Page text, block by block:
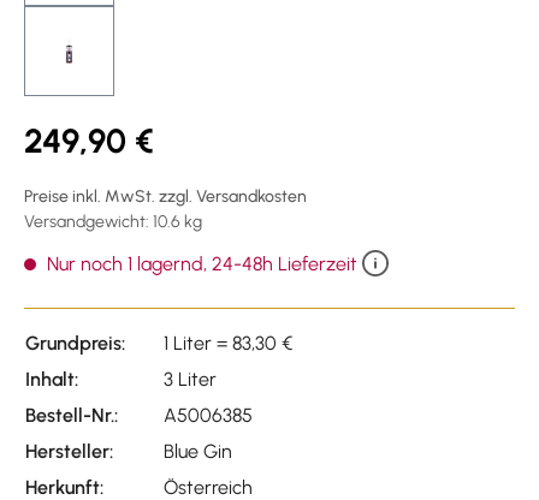
249,90 €
Preise inkl. MwSt. zzgl. Versandkosten
Versandgewicht: 10.6 kg
Nur noch 1 lagernd, 24-48h Lieferzeit
Grundpreis:
1 Liter = 83,30 €
Inhalt:
3 Liter
Bestell-Nr.:
A5006385
Hersteller:
Blue Gin
Herkunft:
Österreich